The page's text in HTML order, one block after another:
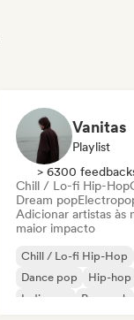
Vanitas
Playlist
> 6300
Chill / Lo-fi Hip-Hop
Dream pop
Adicionar artistas às
maior impacto
Chill / Lo-fi Hip-Hop
Dance pop
Hip-hop
Indie pop
Pop rock